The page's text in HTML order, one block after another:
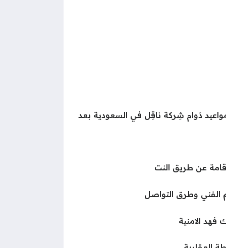
دَوام شِركة ناقِل في السعودية بعد
عن طريق النت
وطرق التواصل
فهد الامنية